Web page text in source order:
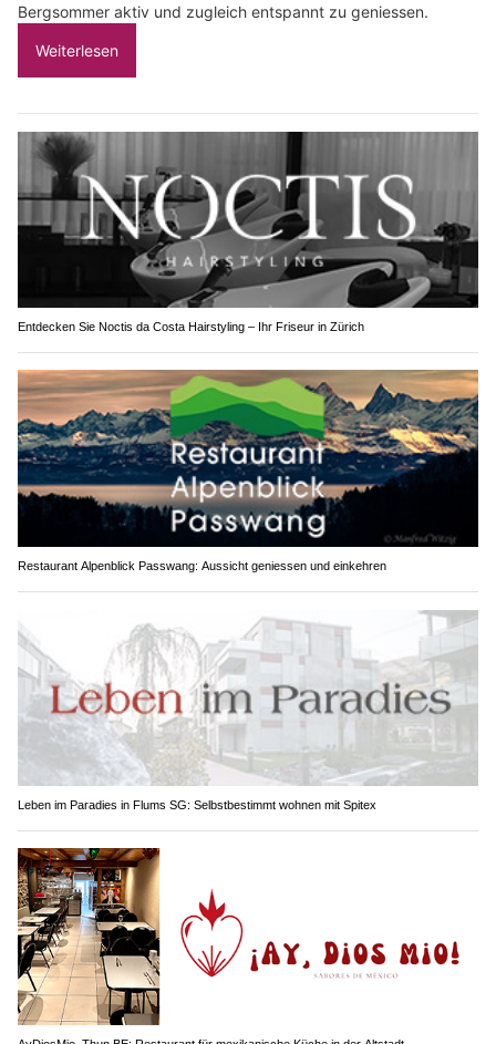
Bergsommer aktiv und zugleich entspannt zu geniessen.
Weiterlesen
Entdecken Sie Noctis da Costa Hairstyling – Ihr Friseur in Zürich
Restaurant Alpenblick Passwang: Aussicht geniessen und einkehren
Leben im Paradies in Flums SG: Selbstbestimmt wohnen mit Spitex